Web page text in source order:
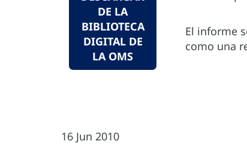
DE LA
BIBLIOTECA
DIGITAL DE
LA OMS
El informe
como una
16 Jun 2010